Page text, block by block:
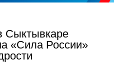
Сыктывкаре
«Сила России»